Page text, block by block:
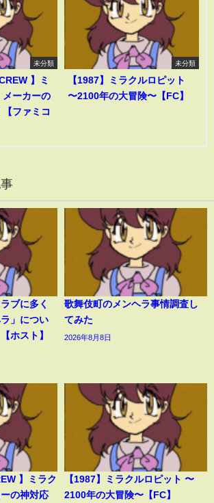
未分類
】ミ
ーカーの
ファミコ
未分類
【1987】ミラクルロピット
〜2100年の大冒険〜【FC】
ブに多く
」につい
ホスト】
歌舞伎町のメンヘラ事情調査し
てみた
2026年8月8日
】ミラク
の神対応
【1987】ミラクルロピット 〜
2100年の大冒険〜【FC】